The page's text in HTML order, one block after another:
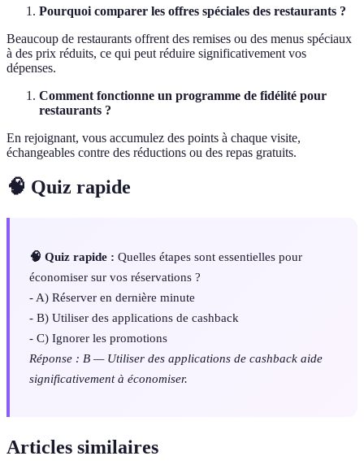
Pourquoi comparer les offres spéciales des restaurants ?
Beaucoup de restaurants offrent des remises ou des menus spéciaux
à des prix réduits, ce qui peut réduire significativement vos
dépenses.
Comment fonctionne un programme de fidélité pour
restaurants ?
En rejoignant, vous accumulez des points à chaque visite,
échangeables contre des réductions ou des repas gratuits.
🧠 Quiz rapide
🧠 Quiz rapide : Quelles étapes sont essentielles pour
économiser sur vos réservations ?
- A) Réserver en dernière minute
- B) Utiliser des applications de cashback
- C) Ignorer les promotions
Réponse : B — Utiliser des applications de cashback aide
significativement à économiser.
Articles similaires